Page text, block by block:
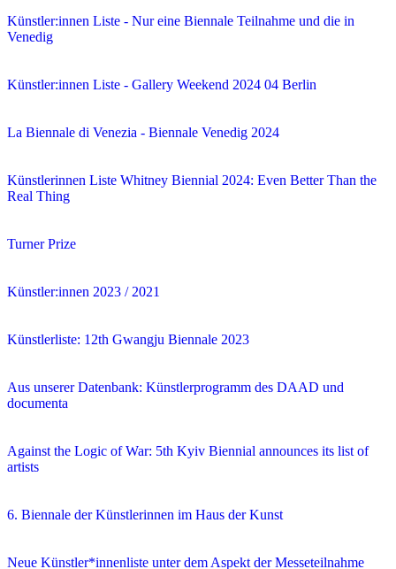
Künstler:innen Liste - Nur eine Biennale Teilnahme und die in
Venedig
Künstler:innen Liste - Gallery Weekend 2024 04 Berlin
La Biennale di Venezia - Biennale Venedig 2024
Künstlerinnen Liste Whitney Biennial 2024: Even Better Than the
Real Thing
Turner Prize
Künstler:innen 2023 / 2021
Künstlerliste: 12th Gwangju Biennale 2023
Aus unserer Datenbank: Künstlerprogramm des DAAD und
documenta
Against the Logic of War: 5th Kyiv Biennial announces its list of
artists
6. Biennale der Künstlerinnen im Haus der Kunst
Neue Künstler*innenliste unter dem Aspekt der Messeteilnahme